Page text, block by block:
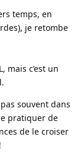
temps, en
je retombe
mais c’est un
souvent dans
pratiquer de
de le croiser